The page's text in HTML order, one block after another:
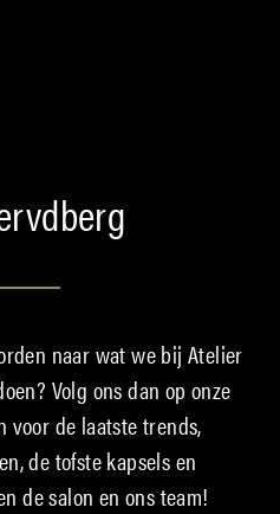
naar wat we bij Atelier
Volg ons dan op onze
voor de laatste trends,
de tofste kapsels en
de salon en ons team!